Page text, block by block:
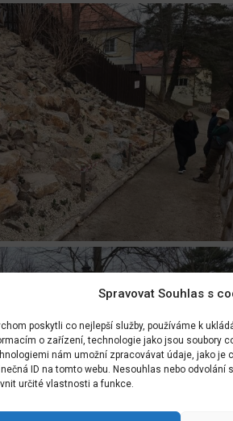
Spravovat Souhlas s
poskytli co nejlepší služby, používáme k
o zařízení, technologie jako jsou soubory
nám umožní zpracovávat údaje, jako je
ID na tomto webu. Nesouhlas nebo odvolání
určité vlastnosti a funkce.